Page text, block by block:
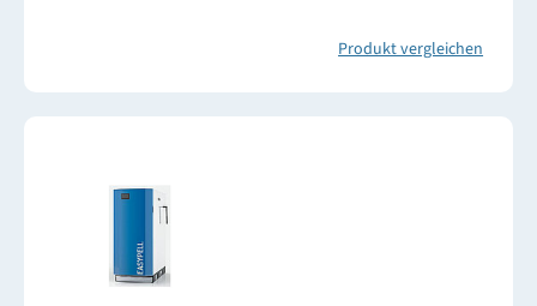
Produkt vergleichen